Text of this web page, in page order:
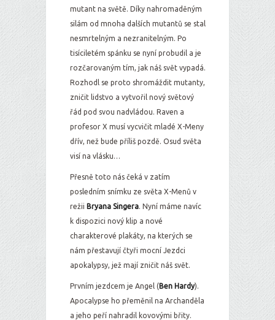
mutant na světě. Díky nahromaděným
silám od mnoha dalších mutantů se stal
nesmrtelným a nezranitelným. Po
tisíciletém spánku se nyní probudil a je
rozčarovaným tím, jak náš svět vypadá.
Rozhodl se proto shromáždit mutanty,
zničit lidstvo a vytvořil nový světový
řád pod svou nadvládou. Raven a
profesor X musí vycvičit mladé X-Meny
dřív, než bude příliš pozdě. Osud světa
visí na vlásku…
Přesně toto nás čeká v zatím
posledním snímku ze světa X-Menů v
režii Bryana Singera. Nyní máme navíc
k dispozici nový klip a nové
charakterové plakáty, na kterých se
nám přestavují čtyři mocní Jezdci
apokalypsy, jež mají zničit náš svět.
Prvním jezdcem je Angel (Ben Hardy).
Apocalypse ho přeměnil na Archanděla
a jeho peří nahradil kovovými břity.